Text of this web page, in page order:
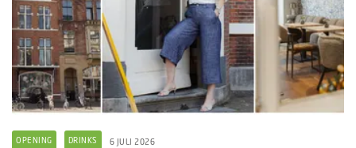
OPENING DRINKS 6 JULI 2026